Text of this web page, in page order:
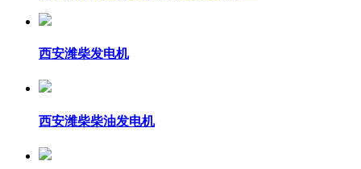
西安潍柴发电机
西安潍柴柴油发电机